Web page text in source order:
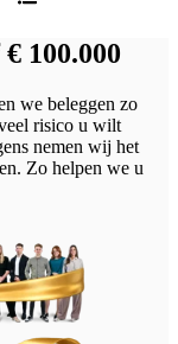
100.000
we beleggen zo
risico u wilt
nemen wij het
Zo helpen we u